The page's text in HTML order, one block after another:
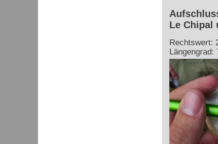
Le Chipal
Rechtswert:
Längengrad: